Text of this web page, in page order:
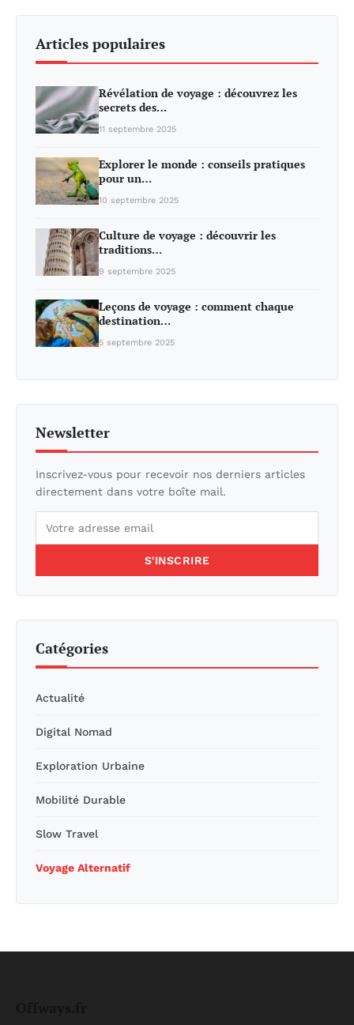
Articles populaires
Révélation de voyage : découvrez les
secrets des…
11 septembre 2025
Explorer le monde : conseils pratiques
pour un…
10 septembre 2025
Culture de voyage : découvrir les
traditions…
9 septembre 2025
Leçons de voyage : comment chaque
destination…
5 septembre 2025
Newsletter
Inscrivez-vous pour recevoir nos derniers articles
directement dans votre boîte mail.
S'INSCRIRE
Catégories
Actualité
Digital Nomad
Exploration Urbaine
Mobilité Durable
Slow Travel
Voyage Alternatif